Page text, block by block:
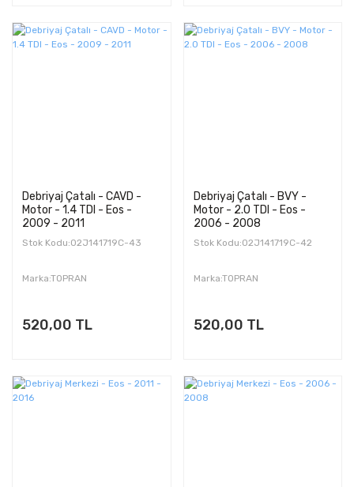
Debriyaj Çatalı - CAVD -
Motor - 1.4 TDI - Eos -
2009 - 2011
Stok Kodu:02J141719C-43
Marka:TOPRAN
520,00 TL
Debriyaj Çatalı - BVY -
Motor - 2.0 TDI - Eos -
2006 - 2008
Stok Kodu:02J141719C-42
Marka:TOPRAN
520,00 TL